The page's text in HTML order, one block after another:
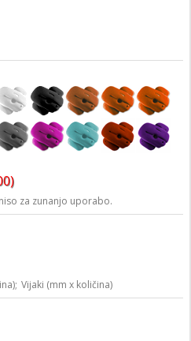
za zunanjo uporabo.
Vijaki (mm x količina)